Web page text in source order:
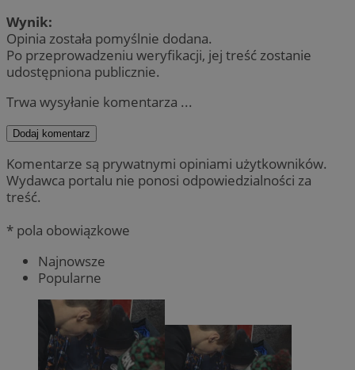
Wynik:
Opinia została pomyślnie dodana.
Po przeprowadzeniu weryfikacji, jej treść zostanie
udostępniona publicznie.
Trwa wysyłanie komentarza ...
Dodaj komentarz
Komentarze są prywatnymi opiniami użytkowników.
Wydawca portalu nie ponosi odpowiedzialności za
treść.
* pola obowiązkowe
Najnowsze
Popularne